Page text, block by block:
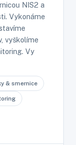
NIS2 a
Vykonáme
vyškolíme
Vy
& smernice